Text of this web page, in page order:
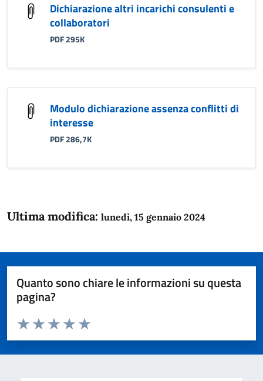
Dichiarazione altri incarichi consulenti e
collaboratori
PDF 295K
Modulo dichiarazione assenza conflitti di
interesse
PDF 286,7K
Ultima modifica: lunedì, 15 gennaio 2024
Quanto sono chiare le informazioni su questa
pagina?
Domanda
Valuta da 1 a 5 stelle la pagina
Valuta 5 stelle su 5
Valuta 4 stelle su 5
Valuta 3 stelle su 5
Valuta 2 stelle su 5
Valuta 1 stelle su 5